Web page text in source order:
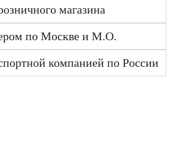
магазина
по Москве и М.О.
компанией по России